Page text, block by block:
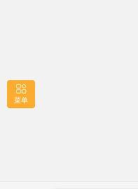
菜单